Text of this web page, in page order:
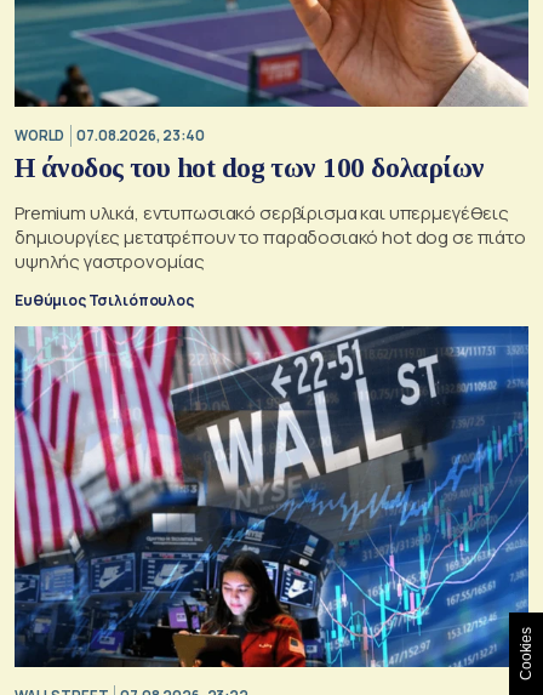
WORLD 07.08.2026, 23:40
Η άνοδος του hot dog των 100 δολαρίων
Premium υλικά, εντυπωσιακό σερβίρισμα και υπερμεγέθεις
δημιουργίες μετατρέπουν το παραδοσιακό hot dog σε πιάτο
υψηλής γαστρονομίας
Ευθύμιος Τσιλιόπουλος
Cookies